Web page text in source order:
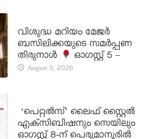
വിശുദ്ധ മറിയം മേജർ
ബസിലിക്കയുടെ സമർപ്പണ
തിരുനാൾ
ഓഗസ്റ്റ് 5 –
August 5, 2026
‘പെറ്റൽസ്’ ലൈഫ് സ്റ്റൈൽ
എക്സിബിഷനും സെയിലും